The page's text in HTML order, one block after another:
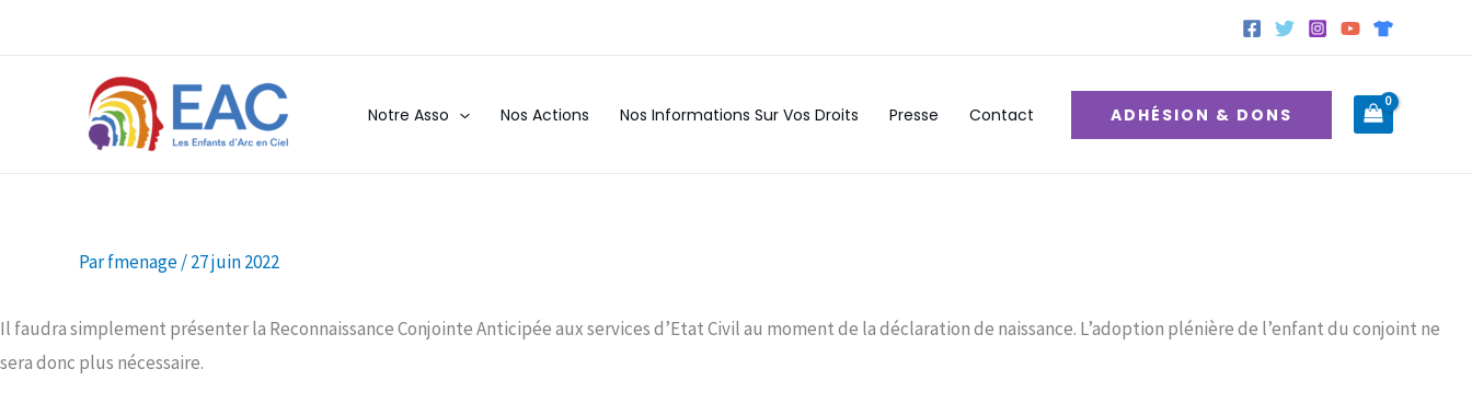
Notre Asso Nos Actions Nos Informations Sur Vos Droits Presse Contact ADHÉSION & DONS
Parfmenage/27 juin 2022
Il faudra simplement présenter la Reconnaissance Conjointe Anticipée aux services d’Etat Civil au moment de la déclaration de naissance. L’adoption plénière de l’enfant du conjoint ne
sera donc plus nécessaire.